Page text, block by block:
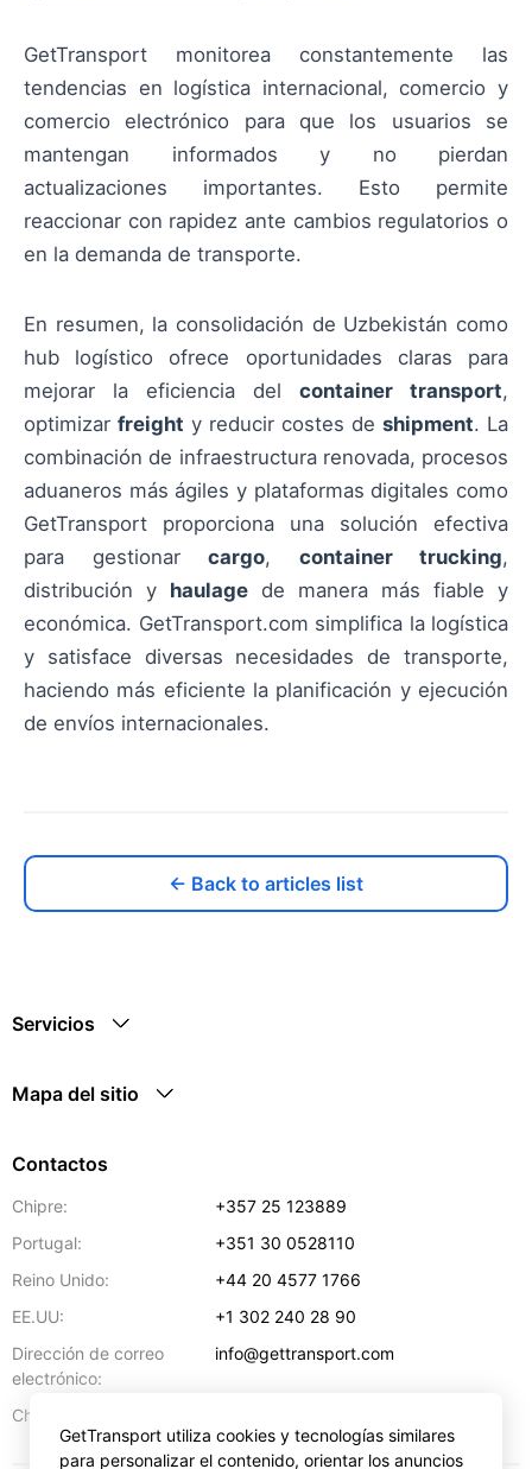
GetTransport monitorea constantemente las
tendencias en logística internacional, comercio y
comercio electrónico para que los usuarios se
mantengan informados y no pierdan
actualizaciones importantes. Esto permite
reaccionar con rapidez ante cambios regulatorios o
en la demanda de transporte.
En resumen, la consolidación de Uzbekistán como
hub logístico ofrece oportunidades claras para
mejorar la eficiencia del container transport,
optimizar freight y reducir costes de shipment. La
combinación de infraestructura renovada, procesos
aduaneros más ágiles y plataformas digitales como
GetTransport proporciona una solución efectiva
para gestionar cargo, container trucking,
distribución y haulage de manera más fiable y
económica. GetTransport.com simplifica la logística
y satisface diversas necesidades de transporte,
haciendo más eficiente la planificación y ejecución
de envíos internacionales.
← Back to articles list
Servicios
Mapa del sitio
Contactos
Chipre:
+357 25 123889
Portugal:
+351 30 0528110
Reino Unido:
+44 20 4577 1766
EE.UU:
+1 302 240 28 90
Dirección de correo
electrónico:
info@gettransport.com
Chipre:
GetTransport utiliza cookies y tecnologías similares
para personalizar el contenido, orientar los anuncios